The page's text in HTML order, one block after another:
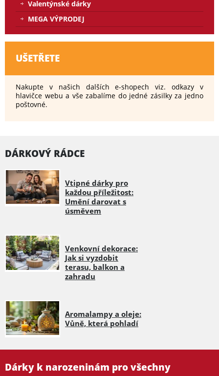
Valentýnské dárky
MEGA VÝPRODEJ
UŠETŘETE
Nakupte v našich dalších e-shopech viz. odkazy v
hlavičce webu a vše zabalíme do jedné zásilky za jedno
poštovné.
DÁRKOVÝ RÁDCE
Vtipné dárky pro
každou příležitost:
Umění darovat s
úsměvem
Venkovní dekorace:
Jak si vyzdobit
terasu, balkon a
zahradu
Aromalampy a oleje:
Vůně, která pohladí
Dárky k narozeninám pro všechny